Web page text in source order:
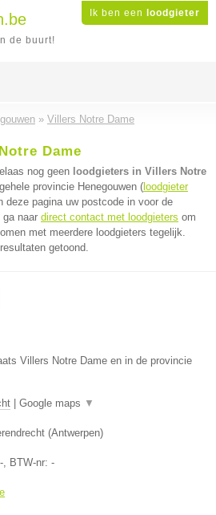
Ik ben een loodgieter
de buurt!
» Villers Notre Dame
Dame
nog geen loodgieters in Villers Notre
provincie Henegouwen ( loodgieter
deze pagina uw postcode in voor de
naar direct contact met loodgieters om
met meerdere loodgieters tegelijk.
getoond.
Villers Notre Dame en in de provincie
Google maps ▼
(Antwerpen)
-, BTW-nr: -